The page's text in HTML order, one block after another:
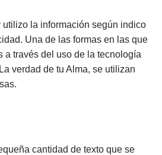
utilizo la información según indico
Una de las formas en las que
a través del uso de la tecnología
verdad de tu Alma, se utilizan
cantidad de texto que se